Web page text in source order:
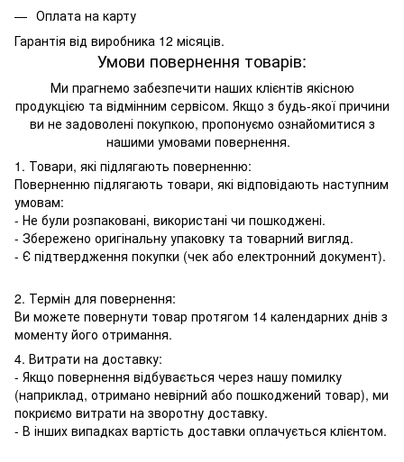
Оплата на карту
Гарантія від виробника 12 місяців.
Умови повернення товарів:
Ми прагнемо забезпечити наших клієнтів якісною
продукцією та відмінним сервісом. Якщо з будь-якої причини
ви не задоволені покупкою, пропонуємо ознайомитися з
нашими умовами повернення.
1. Товари, які підлягають поверненню:
Поверненню підлягають товари, які відповідають наступним
умовам:
- Не були розпаковані, використані чи пошкоджені.
- Збережено оригінальну упаковку та товарний вигляд.
- Є підтвердження покупки (чек або електронний документ).
2. Термін для повернення:
Ви можете повернути товар протягом 14 календарних днів з
моменту його отримання.
4. Витрати на доставку:
- Якщо повернення відбувається через нашу помилку
(наприклад, отримано невірний або пошкоджений товар), ми
покриємо витрати на зворотну доставку.
- В інших випадках вартість доставки оплачується клієнтом.